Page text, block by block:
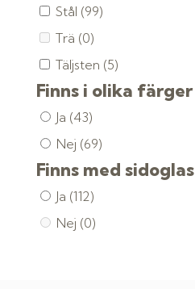
Stål (99)
Trä (0)
Täljsten (5)
Finns i olika färger
Ja (43)
Nej (69)
Finns med sidoglas
Ja (112)
Nej (0)